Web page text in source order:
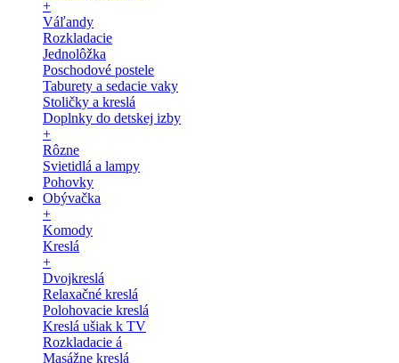
+
Váľandy
Rozkladacie
Jednolôžka
Poschodové postele
Taburety a sedacie vaky
Stoličky a kreslá
Doplnky do detskej izby
+
Rôzne
Svietidlá a lampy
Pohovky
Obývačka
+
Komody
Kreslá
+
Dvojkreslá
Relaxačné kreslá
Polohovacie kreslá
Kreslá ušiak k TV
Rozkladacie á
Masážne kreslá